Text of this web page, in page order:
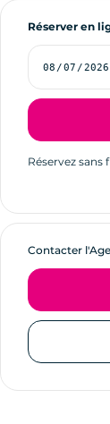
Réserver en
Réservez sans
Contacter